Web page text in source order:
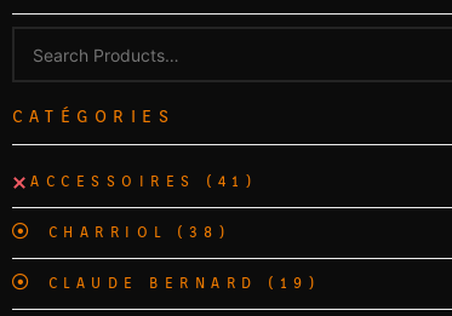
CATÉGORIES
ACCESSOIRES (41)
CHARRIOL (38)
CLAUDE BERNARD (19)